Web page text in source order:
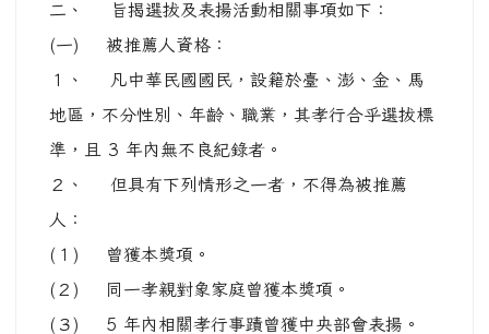
二、 旨揭選拔及表揚活動相關事項如下：
(一) 被推薦人資格：
１、 凡中華民國國民，設籍於臺、澎、金、馬
地區，不分性別、年齡、職業，其孝行合乎選拔標
準，且 3 年內無不良紀錄者。
２、 但具有下列情形之一者，不得為被推薦
人：
(１) 曾獲本獎項。
(２) 同一孝親對象家庭曾獲本獎項。
(３) 5 年內相關孝行事蹟曾獲中央部會表揚。